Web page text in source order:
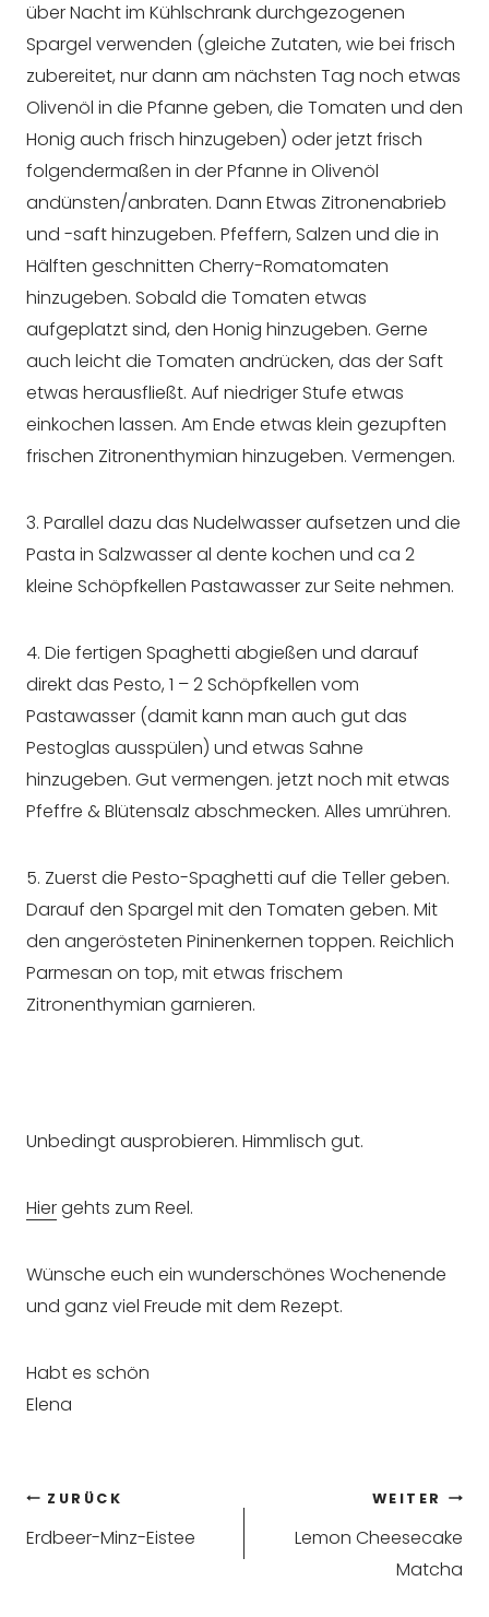
über Nacht im Kühlschrank durchgezogenen
Spargel verwenden (gleiche Zutaten, wie bei frisch
zubereitet, nur dann am nächsten Tag noch etwas
Olivenöl in die Pfanne geben, die Tomaten und den
Honig auch frisch hinzugeben) oder jetzt frisch
folgendermaßen in der Pfanne in Olivenöl
andünsten/anbraten. Dann Etwas Zitronenabrieb
und -saft hinzugeben. Pfeffern, Salzen und die in
Hälften geschnitten Cherry-Romatomaten
hinzugeben. Sobald die Tomaten etwas
aufgeplatzt sind, den Honig hinzugeben. Gerne
auch leicht die Tomaten andrücken, das der Saft
etwas herausfließt. Auf niedriger Stufe etwas
einkochen lassen. Am Ende etwas klein gezupften
frischen Zitronenthymian hinzugeben. Vermengen.
3. Parallel dazu das Nudelwasser aufsetzen und die
Pasta in Salzwasser al dente kochen und ca 2
kleine Schöpfkellen Pastawasser zur Seite nehmen.
4. Die fertigen Spaghetti abgießen und darauf
direkt das Pesto, 1 – 2 Schöpfkellen vom
Pastawasser (damit kann man auch gut das
Pestoglas ausspülen) und etwas Sahne
hinzugeben. Gut vermengen. jetzt noch mit etwas
Pfeffre & Blütensalz abschmecken. Alles umrühren.
5. Zuerst die Pesto-Spaghetti auf die Teller geben.
Darauf den Spargel mit den Tomaten geben. Mit
den angerösteten Pininenkernen toppen. Reichlich
Parmesan on top, mit etwas frischem
Zitronenthymian garnieren.
Unbedingt ausprobieren. Himmlisch gut.
Hiergehts zum Reel.
Wünsche euch ein wunderschönes Wochenende
und ganz viel Freude mit dem Rezept.
Habt es schön
Elena
Beitragsnavigation
ZURÜCK
Erdbeer-Minz-Eistee
WEITER
Lemon Cheesecake
Matcha